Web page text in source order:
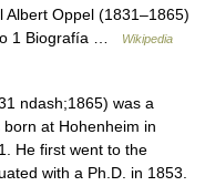
Oppel (1831–1865)
1 Biografía …
Wikipedia
ndash;1865) was a
at Hohenheim in
He first went to the
with a Ph.D. in 1853.